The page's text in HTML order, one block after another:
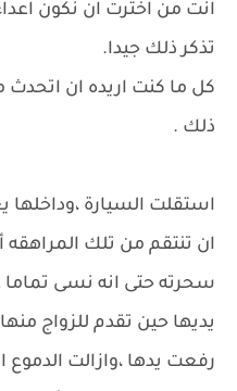
انت من اخترت ان نكون
تذكر ذلك جيدا.
كل ما كنت اريده ان
ذلك .
استقلت السيارة
ان تنتقم من تلك المراهقه
سحرته حتى انه نسى تماما
يديها حين تقدم للزواج
رفعت يدها ،وازالت